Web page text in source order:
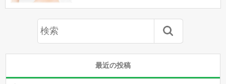
最近の投稿